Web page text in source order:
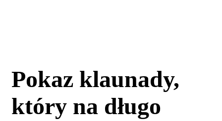
Pokaz klaunady,
który na długo